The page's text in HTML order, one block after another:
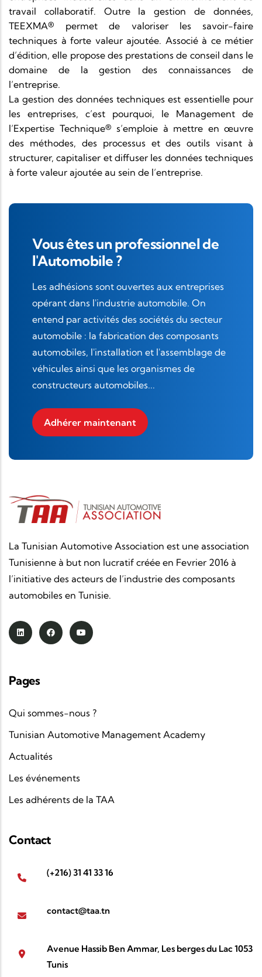
travail collaboratif. Outre la gestion de données,
TEEXMA® permet de valoriser les savoir-faire
techniques à forte valeur ajoutée. Associé à ce métier
d’édition, elle propose des prestations de conseil dans le
domaine de la gestion des connaissances de
l’entreprise.
La gestion des données techniques est essentielle pour
les entreprises, c’est pourquoi, le Management de
l’Expertise Technique® s’emploie à mettre en œuvre
des méthodes, des processus et des outils visant à
structurer, capitaliser et diffuser les données techniques
à forte valeur ajoutée au sein de l’entreprise.
Vous êtes un professionnel de
l'Automobile ?
Les adhésions sont ouvertes aux entreprises
opérant dans l'industrie automobile. On
entend par activités des sociétés du secteur
automobile : la fabrication des composants
automobiles, l'installation et l'assemblage de
véhicules ainsi que les organismes de
constructeurs automobiles...
Adhérer maintenant
La Tunisian Automotive Association est une association
Tunisienne à but non lucratif créée en Fevrier 2016 à
l’initiative des acteurs de l’industrie des composants
automobiles en Tunisie.
Pages
Qui sommes-nous ?
Tunisian Automotive Management Academy
Actualités
Les événements
Les adhérents de la TAA
Contact
(+216) 31 41 33 16
contact@taa.tn
Avenue Hassib Ben Ammar, Les berges du Lac 1053
Tunis